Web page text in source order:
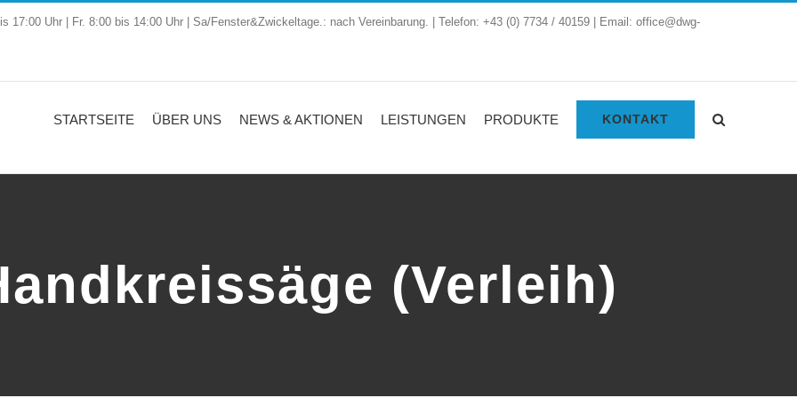
17:00 Uhr | Fr. 8:00 bis 14:00 Uhr | Sa/Fenster&Zwickeltage.: nach Vereinbarung. | Telefon: +43 (0) 7734 / 40159 | Email: office@dwg-
STARTSEITE ÜBER UNS NEWS & AKTIONEN LEISTUNGEN PRODUKTE KONTAKT
(Verleih)